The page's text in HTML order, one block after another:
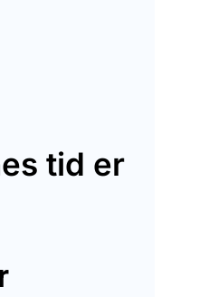
tid er